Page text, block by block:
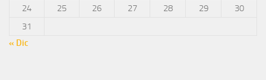
24
25 26 27 28 29
30
31
« Dic